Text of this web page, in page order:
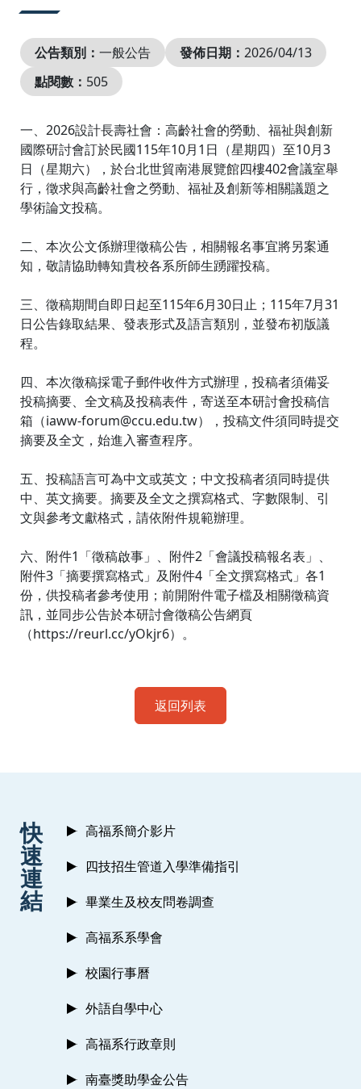
公告類別： 一般公告 發佈日期： 2026/04/13
點閱數： 505
一、2026設計長壽社會：高齡社會的勞動、福祉與創新
國際研討會訂於民國115年10月1日（星期四）至10月3
日（星期六），於台北世貿南港展覽館四樓402會議室舉
行，徵求與高齡社會之勞動、福祉及創新等相關議題之
學術論文投稿。
二、本次公文係辦理徵稿公告，相關報名事宜將另案通
知，敬請協助轉知貴校各系所師生踴躍投稿。
三、徵稿期間自即日起至115年6月30日止；115年7月31
日公告錄取結果、發表形式及語言類別，並發布初版議
程。
四、本次徵稿採電子郵件收件方式辦理，投稿者須備妥
投稿摘要、全文稿及投稿表件，寄送至本研討會投稿信
箱（iaww-forum@ccu.edu.tw），投稿文件須同時提交
摘要及全文，始進入審查程序。
五、投稿語言可為中文或英文；中文投稿者須同時提供
中、英文摘要。摘要及全文之撰寫格式、字數限制、引
文與參考文獻格式，請依附件規範辦理。
六、附件1「徵稿啟事」、附件2「會議投稿報名表」、
附件3「摘要撰寫格式」及附件4「全文撰寫格式」各1
份，供投稿者參考使用；前開附件電子檔及相關徵稿資
訊，並同步公告於本研討會徵稿公告網頁
（https://reurl.cc/yOkjr6）。
返回列表
快
速
連
結
高福系簡介影片
四技招生管道入學準備指引
畢業生及校友問卷調查
高福系系學會
校園行事曆
外語自學中心
高福系行政章則
南臺獎助學金公告